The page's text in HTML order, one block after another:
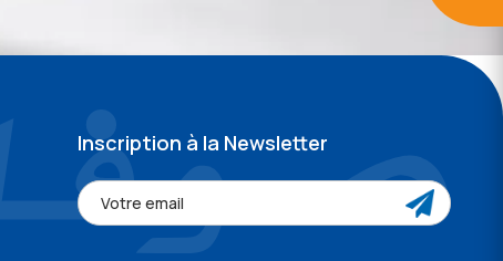
Inscription à la Newsletter